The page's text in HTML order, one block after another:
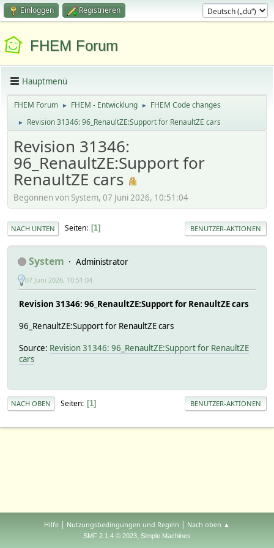
Einloggen Registrieren
FHEM Forum
Hauptmenü
FHEM Forum ► FHEM - Entwicklung ► FHEM Code changes
► Revision 31346: 96_RenaultZE:Support for RenaultZE cars
Revision 31346:
96_RenaultZE:Support for
RenaultZE cars
Begonnen von System, 07 Juni 2026, 10:51:04
NACH UNTEN Seiten 1 BENUTZER-AKTIONEN
System Administrator
07 Juni 2026, 10:51:04
Revision 31346: 96_RenaultZE:Support for RenaultZE cars
96_RenaultZE:Support for RenaultZE cars
Source: Revision 31346: 96_RenaultZE:Support for RenaultZE
cars
NACH OBEN Seiten 1 BENUTZER-AKTIONEN
Hilfe | Nutzungsbedingungen und Regeln | Nach oben ▲
SMF 2.1.4 © 2023, Simple Machines